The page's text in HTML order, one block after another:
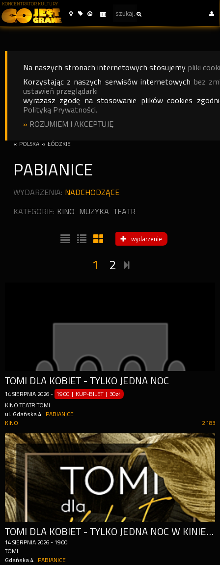
KONCENTRATOR KULTURY
Na naszych stronach internetowych stosujemy pliki
Korzystając z naszych serwisów internetowych bez
ustawień przeglądarki
wyrażasz zgodę na stosowanie plików cookies
Polityką Prywatności.
» ROZUMIEM I AKCEPTUJĘ
« POLSKA « ŁÓDZKIE
PABIANICE
WYDARZENIA: NADCHODZĄCE
KATEGORIE: KINO MUZYKA TEATR
wydarzenie
1 2
TOMI DLA KOBIET - TYLKO JEDNA NOC
14 SIERPNIA 2026 - 19:00 | KUP-BILET | 30zł
KINO TEATR TOMI
ul. Gdańska 4
PABIANICE
2 183
KINO
TOMI DLA KOBIET - TYLKO JEDNA NOC W KINIE TOMI!
14 SIERPNIA 2026 -19:00
TOMI
Gdańska 4
PABIANICE